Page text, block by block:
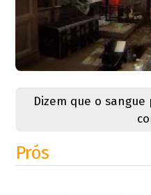
Dizem que o
Prós